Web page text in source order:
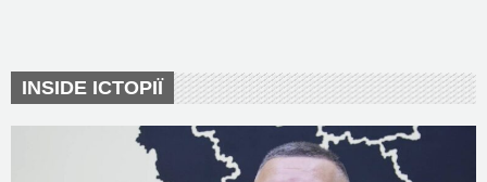
INSIDE ІСТОРІЇ